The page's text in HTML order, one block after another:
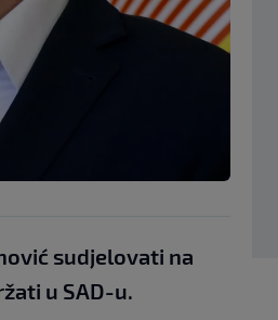
sudjelovati na
u SAD-u.